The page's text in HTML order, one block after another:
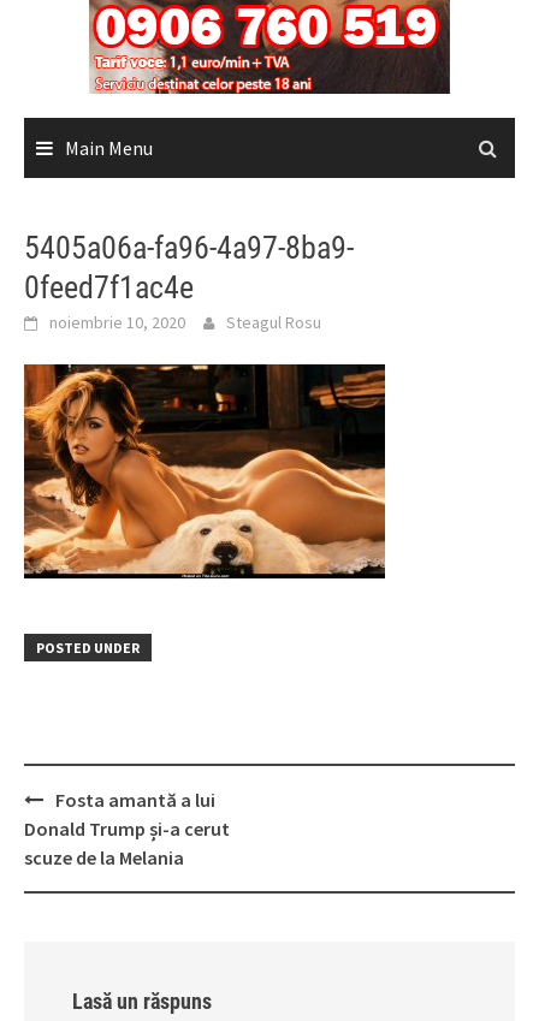
Main Menu
5405a06a-fa96-4a97-8ba9-
0feed7f1ac4e
noiembrie 10, 2020 Steagul Rosu
POSTED UNDER
Post
navigation
Fosta amantă a lui
Donald Trump și-a cerut
scuze de la Melania
Lasă un răspuns